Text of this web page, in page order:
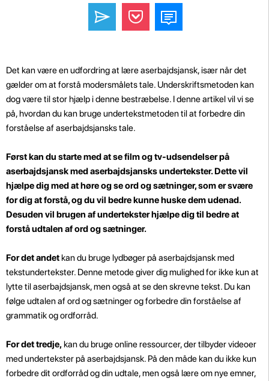
Det kan være en udfordring at lære aserbajdsjansk, især når det
gælder om at forstå modersmålets tale. Underskriftsmetoden kan
dog være til stor hjælp i denne bestræbelse. I denne artikel vil vi se
på, hvordan du kan bruge undertekstmetoden til at forbedre din
forståelse af aserbajdsjansks tale.
Først kan du starte med at se film og tv-udsendelser på
aserbajdsjansk med aserbajdsjansks undertekster. Dette vil
hjælpe dig med at høre og se ord og sætninger, som er svære
for dig at forstå, og du vil bedre kunne huske dem udenad.
Desuden vil brugen af undertekster hjælpe dig til bedre at
forstå udtalen af ord og sætninger.
For det andetkan du bruge lydbøger på aserbajdsjansk med
tekstundertekster. Denne metode giver dig mulighed for ikke kun at
lytte til aserbajdsjansk, men også at se den skrevne tekst. Du kan
følge udtalen af ord og sætninger og forbedre din forståelse af
grammatik og ordforråd.
For det tredje,kan du bruge online ressourcer, der tilbyder videoer
med undertekster på aserbajdsjansk. På den måde kan du ikke kun
forbedre dit ordforråd og din udtale, men også lære om nye emner,